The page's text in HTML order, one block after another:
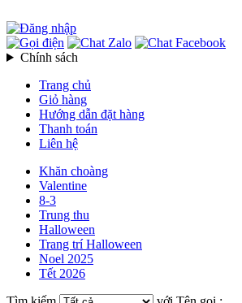
Chính sách
Trang chủ
Giỏ hàng
Hướng dẫn đặt hàng
Thanh toán
Liên hệ
Khăn choàng
Valentine
8-3
Trung thu
Halloween
Trang trí Halloween
Noel 2025
Tết 2026